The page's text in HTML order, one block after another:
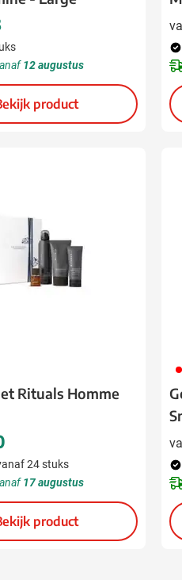
12 augustus
product
Rituals Homme
24 stuks
17 augustus
product
008